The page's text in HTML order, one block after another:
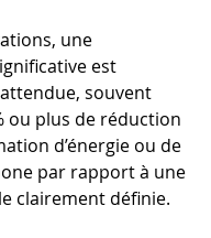
une
est
souvent
ou plus de réduction
d’énergie ou de
par rapport à une
clairement définie.